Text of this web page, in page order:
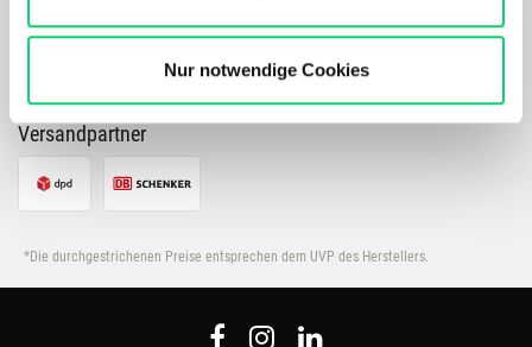
Bergspezl verwendet Cookies, um Inhalte und Anzeigen
zu personalisieren, Funktionen für soziale Medien
anbieten zu können und die Zugriffe auf unsere Website
zu analysieren. Außerdem geben wir Informationen zu
Deiner Verwendung unserer Website an unsere Partner
für soziale Medien, Werbung und Analysen weiter.
Unsere Partner führen diese Informationen
ihnen bereitgestellt hast oder die sie im Rahmen Deiner
Nur notwendige Cookies
Versandpartner
*Die durchgestrichenen Preise entsprechen dem UVP des Herstellers.